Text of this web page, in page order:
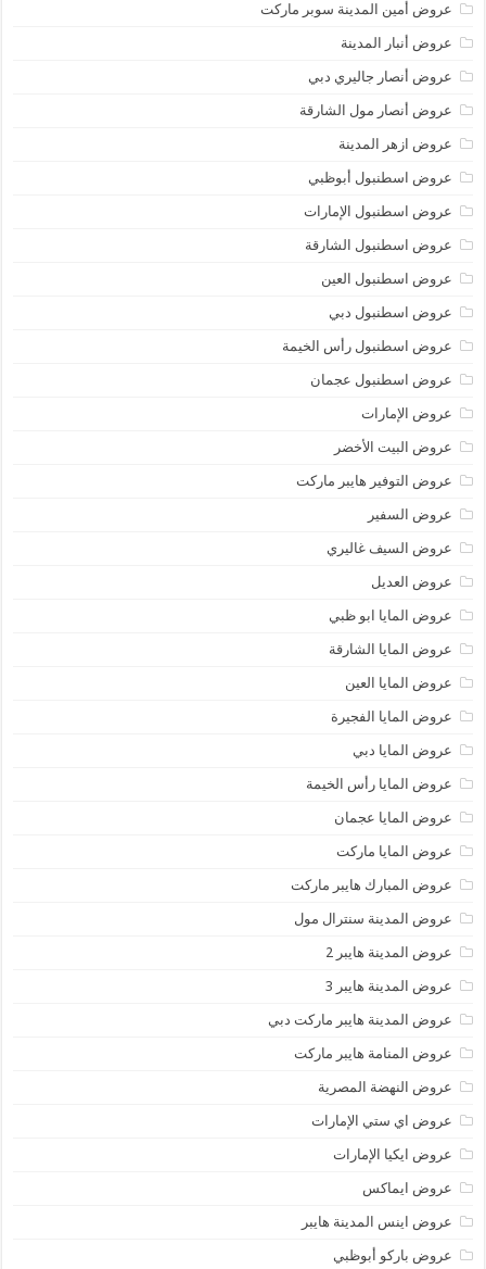
عروض أمين المدينة سوبر ماركت
عروض أنبار المدينة
عروض أنصار جاليري دبي
عروض أنصار مول الشارقة
عروض ازهر المدينة
عروض اسطنبول أبوظبي
عروض اسطنبول الإمارات
عروض اسطنبول الشارقة
عروض اسطنبول العين
عروض اسطنبول دبي
عروض اسطنبول رأس الخيمة
عروض اسطنبول عجمان
عروض الإمارات
عروض البيت الأخضر
عروض التوفير هايبر ماركت
عروض السفير
عروض السيف غاليري
عروض العديل
عروض المايا ابو ظبي
عروض المايا الشارقة
عروض المايا العين
عروض المايا الفجيرة
عروض المايا دبي
عروض المايا رأس الخيمة
عروض المايا عجمان
عروض المايا ماركت
عروض المبارك هايبر ماركت
عروض المدينة سنترال مول
عروض المدينة هايبر 2
عروض المدينة هايبر 3
عروض المدينة هايبر ماركت دبي
عروض المنامة هايبر ماركت
عروض النهضة المصرية
عروض اي ستي الإمارات
عروض ايكيا الإمارات
عروض ايماكس
عروض اينس المدينة هايبر
عروض باركو أبوظبي